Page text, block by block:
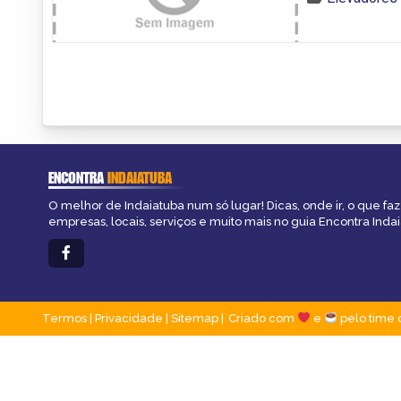
ENCONTRAINDAIATUBA
O melhor de Indaiatuba num só lugar! Dicas, onde ir, o que
empresas, locais, serviços e muito mais no guia Encontra
Termos Privacidade Sitemap Criado com e pelo time